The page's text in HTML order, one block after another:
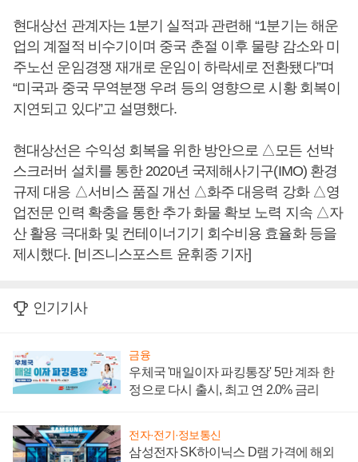
현대상선 관계자는 1분기 실적과 관련해 “1분기는 해운
업의 계절적 비수기이며 중국 춘절 이후 물량 감소와 미
주노선 운임경쟁 재개로 운임이 하락세로 전환됐다”며
“미국과 중국 무역분쟁 우려 등의 영향으로 시황 회복이
지연되고 있다”고 설명했다.
현대상선은 수익성 회복을 위한 방안으로 △모든 선박
스크러버 설치를 통한 2020년 국제해사기구(IMO) 환경
규제 대응 △서비스 품질 개선 △화주 대응력 강화 △영
업전문 인력 확충을 통한 추가 화물 확보 노력 지속 △자
산 활용 극대화 및 컨테이너기기 회수비용 효율화 등을
제시했다. [비즈니스포스트 윤휘종 기자]
인기기사
금융
우체국 '매일이자 파킹통장' 5만 계좌 한
정으로 다시 출시, 최고 연 2.0% 금리
전자·전기·정보통신
삼성전자 SK하이닉스 D램 가격에 해외